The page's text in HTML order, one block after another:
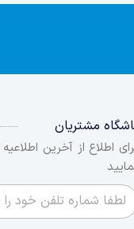
مشتریان
اطلاع از آخرین